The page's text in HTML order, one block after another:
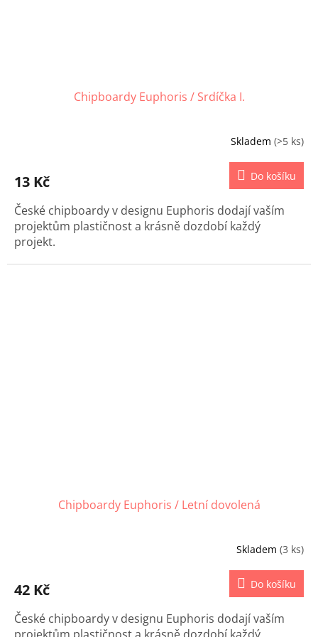
Chipboardy Euphoris / Srdíčka I.
Skladem (>5 ks)
13 Kč Do košíku
České chipboardy v designu Euphoris dodají vaším
projektům plastičnost a krásně dozdobí každý
projekt.
Chipboardy Euphoris / Letní dovolená
Skladem (3 ks)
42 Kč Do košíku
České chipboardy v designu Euphoris dodají vaším
projektům plastičnost a krásně dozdobí každý